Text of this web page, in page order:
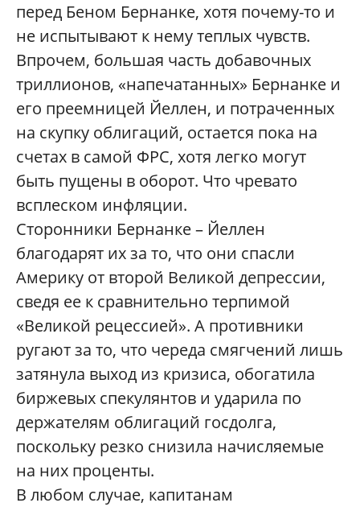
перед Беном Бернанке, хотя почему-то и
не испытывают к нему теплых чувств.
Впрочем, большая часть добавочных
триллионов, «напечатанных» Бернанке и
его преемницей Йеллен, и потраченных
на скупку облигаций, остается пока на
счетах в самой ФРС, хотя легко могут
быть пущены в оборот. Что чревато
всплеском инфляции.
Сторонники Бернанке – Йеллен
благодарят их за то, что они спасли
Америку от второй Великой депрессии,
сведя ее к сравнительно терпимой
«Великой рецессией». А противники
ругают за то, что череда смягчений лишь
затянула выход из кризиса, обогатила
биржевых спекулянтов и ударила по
держателям облигаций госдолга,
поскольку резко снизила начисляемые
на них проценты.
В любом случае, капитанам